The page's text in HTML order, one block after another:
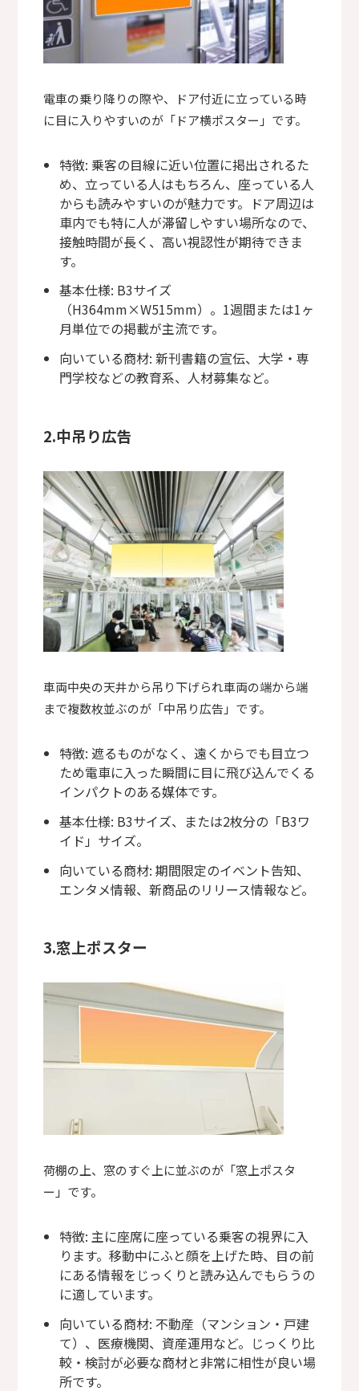
電車の乗り降りの際や、ドア付近に立っている時
に目に入りやすいのが「ドア横ポスター」です。
特徴: 乗客の目線に近い位置に掲出されるた
め、立っている人はもちろん、座っている人
からも読みやすいのが魅力です。ドア周辺は
車内でも特に人が滞留しやすい場所なので、
接触時間が長く、高い視認性が期待できま
す。
基本仕様: B3サイズ
（H364mm×W515mm）。1週間または1ヶ
月単位での掲載が主流です。
向いている商材: 新刊書籍の宣伝、大学・専
門学校などの教育系、人材募集など。
2.中吊り広告
車両中央の天井から吊り下げられ車両の端から端
まで複数枚並ぶのが「中吊り広告」です。
特徴: 遮るものがなく、遠くからでも目立つ
ため電車に入った瞬間に目に飛び込んでくる
インパクトのある媒体です。
基本仕様: B3サイズ、または2枚分の「B3ワ
イド」サイズ。
向いている商材: 期間限定のイベント告知、
エンタメ情報、新商品のリリース情報など。
3.窓上ポスター
荷棚の上、窓のすぐ上に並ぶのが「窓上ポスタ
ー」です。
特徴: 主に座席に座っている乗客の視界に入
ります。移動中にふと顔を上げた時、目の前
にある情報をじっくりと読み込んでもらうの
に適しています。
向いている商材: 不動産（マンション・戸建
て）、医療機関、資産運用など。じっくり比
較・検討が必要な商材と非常に相性が良い場
所です。